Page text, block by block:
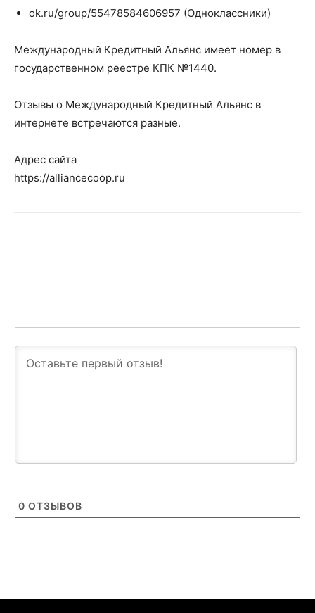
ok.ru/group/55478584606957 (Одноклассники)
Международный Кредитный Альянс имеет номер в
государственном реестре КПК №1440.
Отзывы о Международный Кредитный Альянс в
интернете встречаются разные.
Адрес сайта
https://alliancecoop.ru
0 ОТЗЫВОВ